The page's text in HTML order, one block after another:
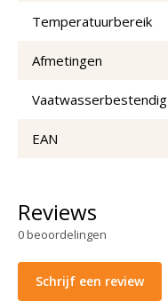
Temperatuurbereik
Afmetingen
Vaatwasserbestendig
EAN
Reviews
0beoordelingen
Schrijf een review